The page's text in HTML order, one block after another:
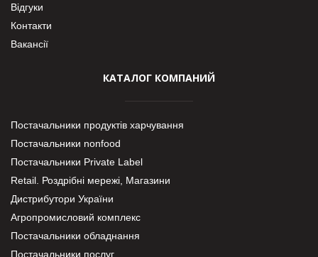
Відгуки
Контакти
Вакансії
КАТАЛОГ КОМПАНИЙ
Постачальники продуктів харчування
Постачальники nonfood
Постачальники Private Label
Retail. Роздрібні мережі, Магазини
Дистрибутори України
Агропромисловий комплекс
Постачальники обладнання
Постачальники послуг